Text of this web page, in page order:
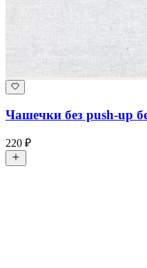
Чашечки без push-up
220 ₽